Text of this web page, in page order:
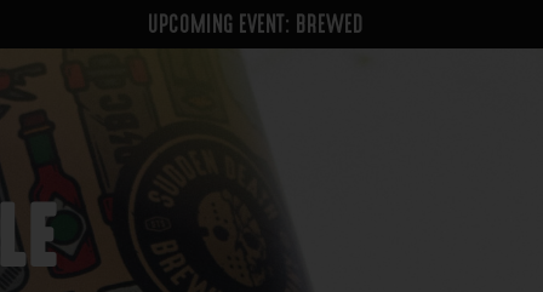
UPCOMING EVENT: BREWED